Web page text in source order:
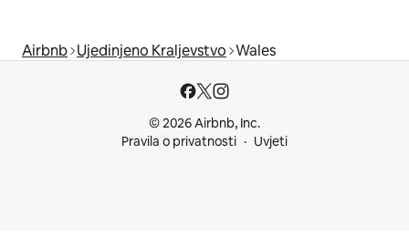
Airbnb Ujedinjeno Kraljevstvo Wales
© 2026 Airbnb, Inc.
Pravila o privatnosti
Uvjeti